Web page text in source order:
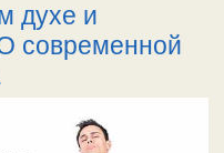
духе и
современной